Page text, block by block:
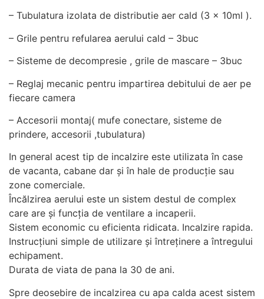
– Tubulatura izolata de distributie aer cald (3 x 10ml ).
– Grile pentru refularea aerului cald – 3buc
– Sisteme de decompresie , grile de mascare – 3buc
– Reglaj mecanic pentru impartirea debitului de aer pe
fiecare camera
– Accesorii montaj( mufe conectare, sisteme de
prindere, accesorii ,tubulatura)
In general acest tip de incalzire este utilizata în case
de vacanta, cabane dar și în hale de producție sau
zone comerciale.
Încălzirea aerului este un sistem destul de complex
care are și funcția de ventilare a incaperii.
Sistem economic cu eficienta ridicata. Incalzire rapida.
Instrucțiuni simple de utilizare și întreținere a întregului
echipament.
Durata de viata de pana la 30 de ani.
Spre deosebire de incalzirea cu apa calda acest sistem
nostru, creșteți
vedea conținut
personalizate.